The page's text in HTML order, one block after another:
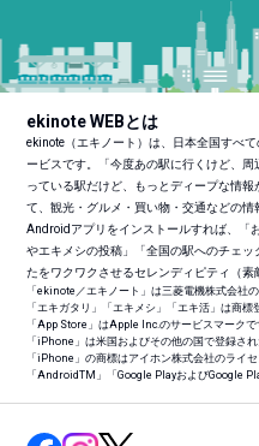
ekinote WEBとは
ekinote（エキノート）は、日本全国すべ
ービスです。「今度あの駅に行くけど、
っている駅だけど、もっとディープな情
て、観光・グルメ・買い物・交通などの
Androidアプリをインストールすれば、「
やエキメシの投稿」「全国の駅へのチェ
たをワクワクさせるセレンディピティ（
「ekinote／エキノート」は三菱電機株式会社の
「エキガタリ」「エキメシ」「エキ活」は商標
「App Store」はApple Inc.のサービスマークで
「iPhone」は米国およびその他の国で登録さ
「iPhone」の商標はアイホン株式会社のライ
「AndroidTM 」「Google PlayおよびGoogle